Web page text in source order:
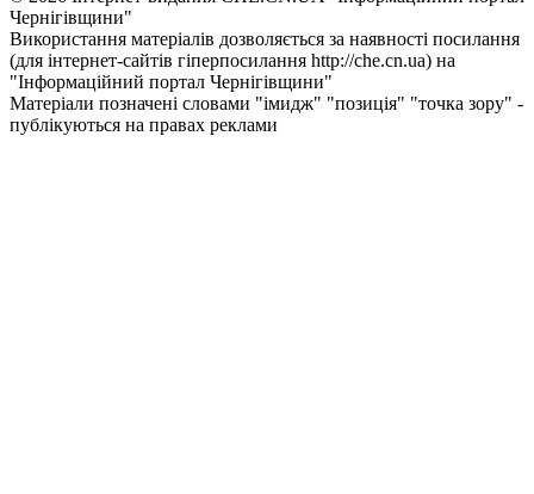
Чернiгiвщини"
Використання матеріалів дозволяється за наявності посилання
(для інтернет-сайтів гіперпосилання http://che.cn.ua) на
"Інформаційний портал Чернiгiвщини"
Матеріали позначені словами "імидж" "позиція" "точка зору" -
публікуються на правах реклами